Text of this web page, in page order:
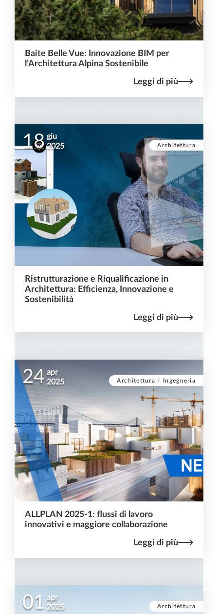
Baite Belle Vue: Innovazione BIM per
l’Architettura Alpina Sostenibile
Leggi di più
Architettura
18 giu
2025
Ristrutturazione e Riqualificazione in
Architettura: Efficienza, Innovazione e
Sostenibilità
Leggi di più
Architettura / Ingegneria
24 apr
2025
ALLPLAN 2025-1: flussi di lavoro
innovativi e maggiore collaborazione
Leggi di più
Architettura
01 apr
2025